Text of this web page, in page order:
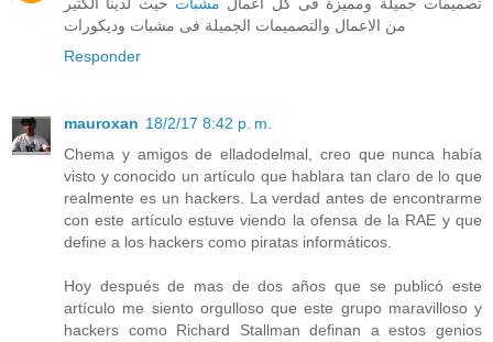
من الاعمال والتصميمات الجميلة فى مشبات وديكورات
Responder
mauroxan 18/2/17 8:42 p. m.
Chema y amigos de elladodelmal, creo que nunca había
visto y conocido un artículo que hablara tan claro de lo que
realmente es un hackers. La verdad antes de encontrarme
con este artículo estuve viendo la ofensa de la RAE y que
define a los hackers como piratas informáticos.
Hoy después de mas de dos años que se publicó este
artículo me siento orgulloso que este grupo maravilloso y
hackers como Richard Stallman definan a estos genios